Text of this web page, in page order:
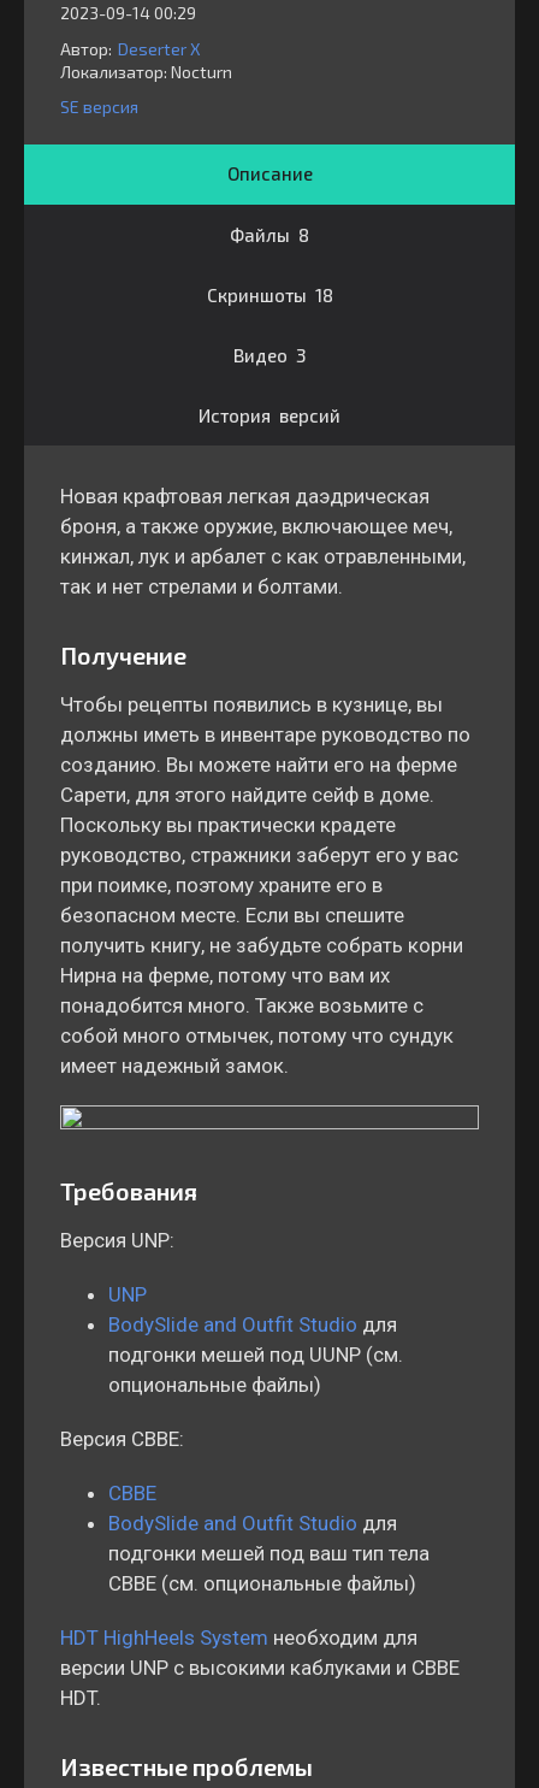
2023-09-14 00:29
Автор: Deserter X
Локализатор: ⁣⁣⁣Nocturn
SE версия
Описание
Файлы 8
Скриншоты 18
Видео 3
История версий
Новая крафтовая легкая даэдрическая
броня, а также оружие, включающее меч,
кинжал, лук и арбалет с как отравленными,
так и нет стрелами и болтами.
Получение
Чтобы рецепты появились в кузнице, вы
должны иметь в инвентаре руководство по
созданию. Вы можете найти его на ферме
Сарети, для этого найдите сейф в доме.
Поскольку вы практически крадете
руководство, стражники заберут его у вас
при поимке, поэтому храните его в
безопасном месте. Если вы спешите
получить книгу, не забудьте собрать корни
Нирна на ферме, потому что вам их
понадобится много. Также возьмите с
собой много отмычек, потому что сундук
имеет надежный замок.
Требования
Версия UNP:
UNP
BodySlide and Outfit Studio для
подгонки мешей под UUNP (см.
опциональные файлы)
Версия CBBE:
CBBE
BodySlide and Outfit Studio для
подгонки мешей под ваш тип тела
CBBE (см. опциональные файлы)
HDT HighHeels System необходим для
версии UNP с высокими каблуками и CBBE
HDT.
Известные проблемы